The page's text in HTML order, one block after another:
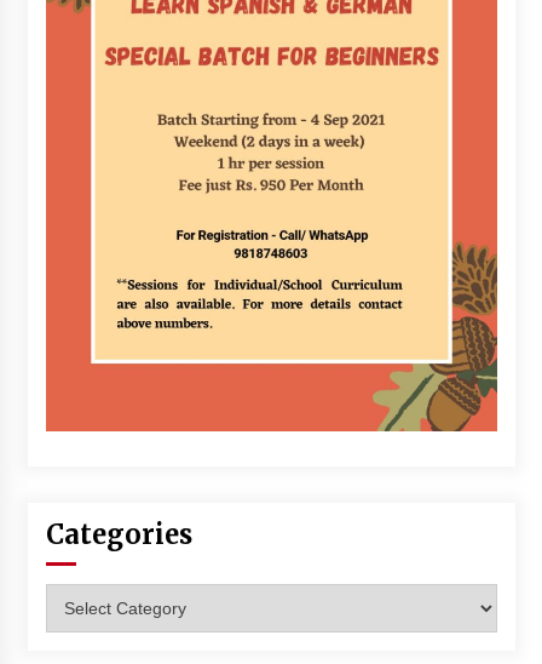
Categories